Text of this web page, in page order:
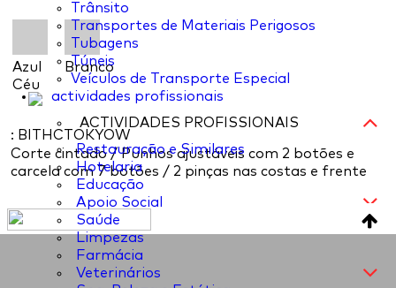
Trânsito
Transportes de Materiais Perigosos
Tubagens
Túneis
Veículos de Transporte Especial
actividades profissionais
ACTIVIDADES PROFISSIONAIS
Restauração e Similares
Hotelaria
Educação
Apoio Social
Saúde
Limpezas
Farmácia
Veterinários
Azul
Céu
Branco
: BITHCTOKYOW
Corte cintado / Punhos ajustáveis com 2 botões e
carcela com 7 botões / 2 pinças nas costas e frente